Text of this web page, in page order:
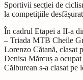
Sportivii secției de
la competițiile
În cadrul Etapei a II-a
– Triada MTB Cheile
Lorenzo Cătană, clasat
Denisa Mărcuș a
Călburean s-a clasat pe